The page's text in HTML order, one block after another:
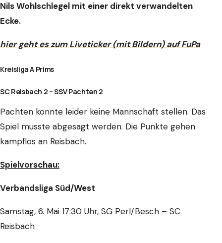
Nils Wohlschlegel mit einer direkt verwandelten
Ecke.
hier geht es zum Liveticker (mit Bildern) auf FuPa
Kreisliga A Prims
SC Reisbach 2 – SSV Pachten 2
Pachten konnte leider keine Mannschaft stellen. Das
Spiel musste abgesagt werden. Die Punkte gehen
kampflos an Reisbach.
Spielvorschau:
Verbandsliga Süd/West
Samstag, 6. Mai 17:30 Uhr, SG Perl/Besch – SC
Reisbach